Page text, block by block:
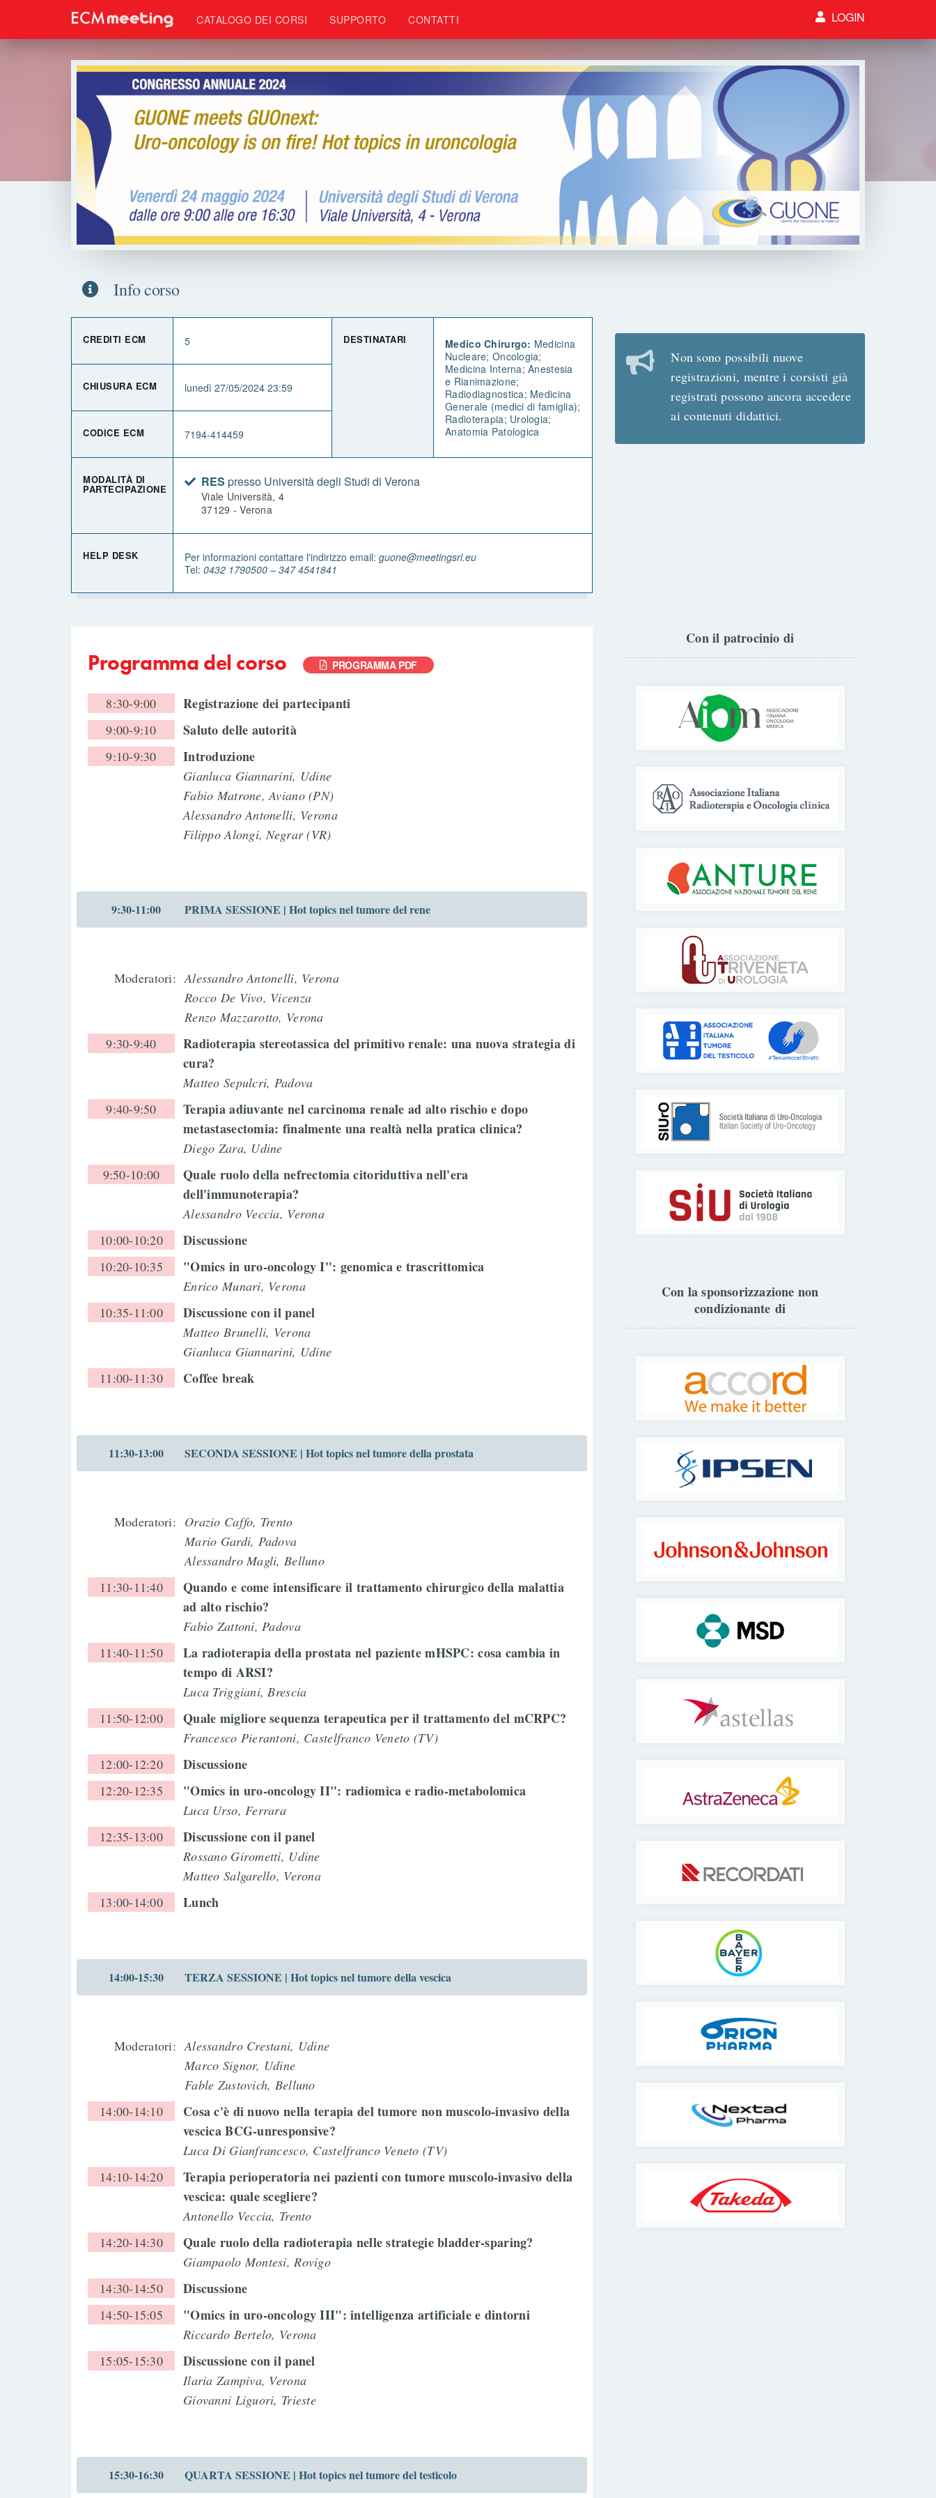
LOGIN
CATALOGO DEI CORSI SUPPORTO CONTATTI
Info corso
CREDITI ECM 5
CHIUSURA ECM lunedì 27/05/2024 23:59
CODICE ECM 7194-414459
DESTINATARI Medico Chirurgo: Medicina
Nucleare; Oncologia;
Medicina Interna; Anestesia
e Rianimazione;
Radiodiagnostica; Medicina
Generale (medici di famiglia);
Radioterapia; Urologia;
Anatomia Patologica
MODALITÀ DI
PARTECIPAZIONE RES presso Università degli Studi di Verona
Viale Università, 4
37129 - Verona
HELP DESK Per informazioni contattare l'indirizzo email: guone@meetingsrl.eu
Tel: 0432 1790500 – 347 4541841
Non sono possibili nuove
registrazioni, mentre i corsisti già
registrati possono ancora accedere
ai contenuti didattici.
Programma del corso PROGRAMMA PDF
8:30-9:00 Registrazione dei partecipanti
9:00-9:10 Saluto delle autorità
9:10-9:30 Introduzione
Gianluca Giannarini, Udine
Fabio Matrone, Aviano (PN)
Alessandro Antonelli, Verona
Filippo Alongi, Negrar (VR)
9:30-11:00 PRIMA SESSIONE | Hot topics nel tumore del rene
Moderatori: Alessandro Antonelli, Verona
Rocco De Vivo, Vicenza
Renzo Mazzarotto, Verona
9:30-9:40
Radioterapia stereotassica del primitivo renale: una nuova strategia di
cura?
Matteo Sepulcri, Padova
9:40-9:50
Terapia adiuvante nel carcinoma renale ad alto rischio e dopo
metastasectomia: finalmente una realtà nella pratica clinica?
Diego Zara, Udine
9:50-10:00
Quale ruolo della nefrectomia citoriduttiva nell'era
dell'immunoterapia?
Alessandro Veccia, Verona
10:00-10:20
Discussione
10:20-10:35 "Omics in uro-oncology I": genomica e trascrittomica
Enrico Munari, Verona
10:35-11:00
Discussione con il panel
Matteo Brunelli, Verona
Gianluca Giannarini, Udine
11:00-11:30
Coffee break
11:30-13:00 SECONDA SESSIONE | Hot topics nel tumore della prostata
Moderatori: Orazio Caffo, Trento
Mario Gardi, Padova
Alessandro Magli, Belluno
11:30-11:40
Quando e come intensificare il trattamento chirurgico della malattia
ad alto rischio?
Fabio Zattoni, Padova
11:40-11:50
La radioterapia della prostata nel paziente mHSPC: cosa cambia in
tempo di ARSI?
Luca Triggiani, Brescia
11:50-12:00
Quale migliore sequenza terapeutica per il trattamento del mCRPC?
Francesco Pierantoni, Castelfranco Veneto (TV)
12:00-12:20
Discussione
12:20-12:35 "Omics in uro-oncology II": radiomica e radio-metabolomica
Luca Urso, Ferrara
12:35-13:00
Discussione con il panel
Rossano Girometti, Udine
Matteo Salgarello, Verona
13:00-14:00
Lunch
14:00-15:30 TERZA SESSIONE | Hot topics nel tumore della vescica
Moderatori: Alessandro Crestani, Udine
Marco Signor, Udine
Fable Zustovich, Belluno
14:00-14:10
Cosa c'è di nuovo nella terapia del tumore non muscolo-invasivo della
vescica BCG-unresponsive?
Luca Di Gianfrancesco, Castelfranco Veneto (TV)
14:10-14:20
Terapia perioperatoria nei pazienti con tumore muscolo-invasivo della
vescica: quale scegliere?
Antonello Veccia, Trento
14:20-14:30
Quale ruolo della radioterapia nelle strategie bladder-sparing?
Giampaolo Montesi, Rovigo
14:30-14:50
Discussione
14:50-15:05 "Omics in uro-oncology III": intelligenza artificiale e dintorni
Riccardo Bertelo, Verona
15:05-15:30
Discussione con il panel
Ilaria Zampiva, Verona
Giovanni Liguori, Trieste
15:30-16:30 QUARTA SESSIONE | Hot topics nel tumore del testicolo
Con il patrocinio di
Con la sponsorizzazione non
condizionante di